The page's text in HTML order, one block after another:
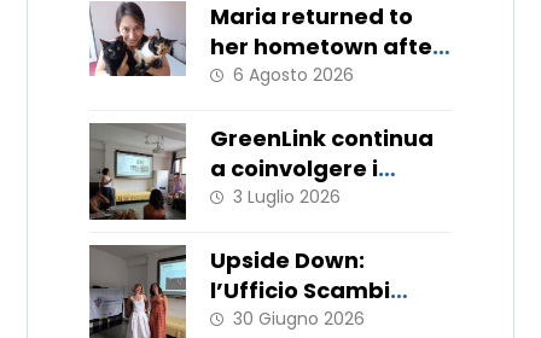
Maria returned to
her hometown after
11 months
6 Agosto 2026
GreenLink continua
a coinvolgere i
giovani!
3 Luglio 2026
Upside Down:
l’Ufficio Scambi
Europei porta in
30 Giugno 2026